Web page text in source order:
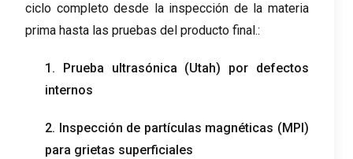
ciclo completo desde la inspección de la materia
prima hasta las pruebas del producto final.:
1. Prueba ultrasónica (Utah) por defectos
internos
2. Inspección de partículas magnéticas (MPI)
para grietas superficiales